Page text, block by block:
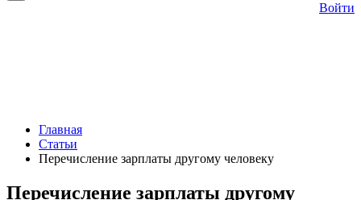
Войти
Главная
Статьи
Перечисление зарплаты другому человеку
Перечисление зарплаты другому